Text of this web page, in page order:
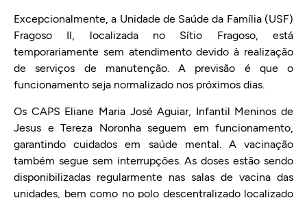
Excepcionalmente, a Unidade de Saúde da Família (USF)
Fragoso II, localizada no Sítio Fragoso, está
temporariamente sem atendimento devido à realização
de serviços de manutenção. A previsão é que o
funcionamento seja normalizado nos próximos dias.
Os CAPS Eliane Maria José Aguiar, Infantil Meninos de
Jesus e Tereza Noronha seguem em funcionamento,
garantindo cuidados em saúde mental. A vacinação
também segue sem interrupções. As doses estão sendo
disponibilizadas regularmente nas salas de vacina das
unidades, bem como no polo descentralizado localizado